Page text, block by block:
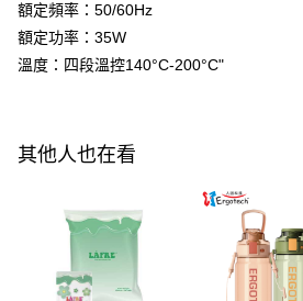
３．安心：先確認商品／服務後，再付款。
１．於結帳方式選擇「AFTEE先享後付」後，
ATM／網路銀行／等多元方式進行付款，方視為
購買商品的店家。未經商家同意取消之訂單仍
後付繳納相關費用。
※ 交易是否成功請以「AFTEE先享後付 」之
是否繳費成功／繳費後需取消欲退款等相關疑
客戶支援中心」
https://
全家付款取貨
每筆NT$100，滿NT$600(含以上)免運費
萊爾富取貨付款
每筆NT$100，滿NT$600(含以上)免運費
付款後萊爾富取貨
每筆NT$100，滿NT$600(含以上)免運費
額定頻率：50/60Hz
額定功率：35W
溫度：四段溫控140°C-200°C"
其他人也在看